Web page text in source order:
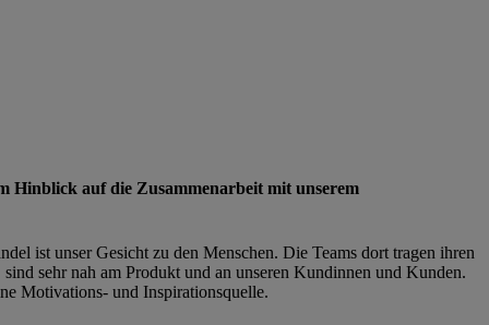
Hinblick auf die Zusammenarbeit mit unserem
ist unser Gesicht zu den Menschen. Die Teams dort tragen ihren
sehr nah am Produkt und an unseren Kundinnen und Kunden.
Motivations- und Inspirationsquelle.